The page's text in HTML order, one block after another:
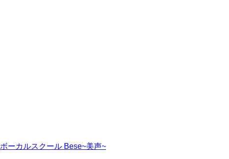
ボーカルスクール Bese~美声~